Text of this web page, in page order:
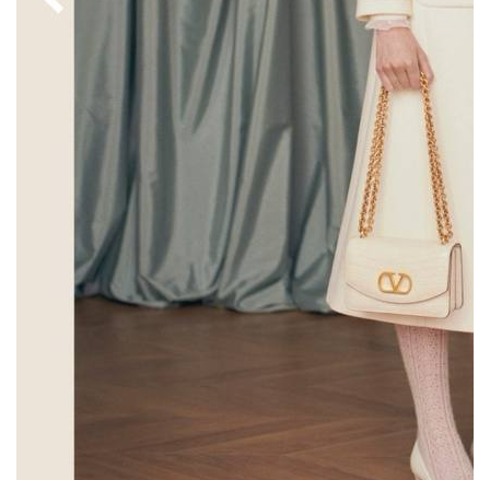
Алессандро Микеле показал свою первую
коллекцию для Valentino. В ней,
внимание, — 171 лук! Создал ее креативный
директор всего за два месяца. Получилась
довольно полноценная и вкусная (!) солянка
кодов модного дома и виденья Микеле.
Полупальто цвета слоновой кости с поясом
и V-образными узорами на карманах,
укороченные жакеты, надетые поверх
платьев тон в тон отсылают к Валентино
Гаравани и его «белой» коллекции
1968 года. Классические женские образы
с более спокойной цветовой палитрой без
ярких принтов Микеле дополнил своими
фирменными приемами, которые делают
любой образ кинематографичным. Вот,